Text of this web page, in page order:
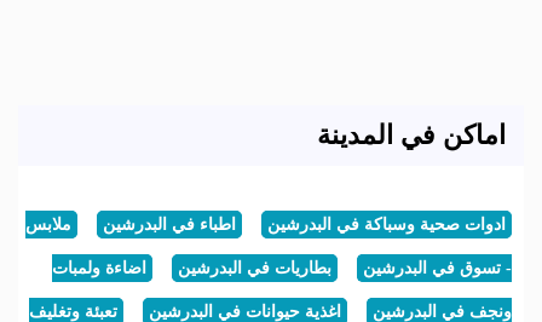
اماكن في المدينة
ادوات صحية وسباكة في البدرشين اطباء في البدرشين ملابس
- تسوق في البدرشين بطاريات في البدرشين اضاءة ولمبات
ونجف في البدرشين اغذية حيوانات في البدرشين تعبئة وتغليف